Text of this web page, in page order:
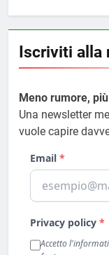
Iscriviti alla
Meno rumore,
Una newsletter
vuole capire